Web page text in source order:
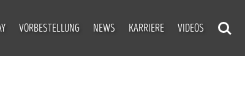
VORBESTELLUNG NEWS KARRIERE VIDEOS